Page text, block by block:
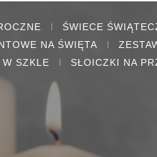
ŚWIECE
NA ŚWIĘTA
W SZKLE
SŁOICZKI NA